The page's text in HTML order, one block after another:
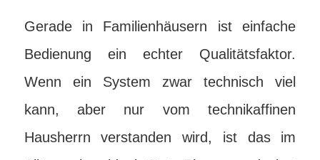
Gerade in Familienhäusern ist einfache
Bedienung ein echter Qualitätsfaktor.
Wenn ein System zwar technisch viel
kann, aber nur vom technikaffinen
Hausherrn verstanden wird, ist das im